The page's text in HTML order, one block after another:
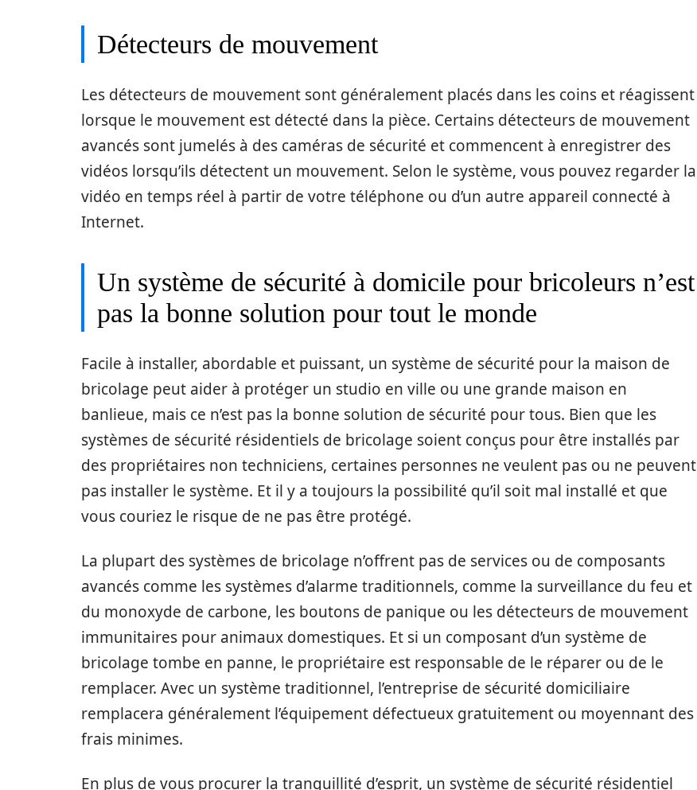
Détecteurs de mouvement
Les détecteurs de mouvement sont généralement placés dans les coins et réagissent
lorsque le mouvement est détecté dans la pièce. Certains détecteurs de mouvement
avancés sont jumelés à des caméras de sécurité et commencent à enregistrer des
vidéos lorsqu’ils détectent un mouvement. Selon le système, vous pouvez regarder la
vidéo en temps réel à partir de votre téléphone ou d’un autre appareil connecté à
Internet.
Un système de sécurité à domicile pour bricoleurs n’est
pas la bonne solution pour tout le monde
Facile à installer, abordable et puissant, un système de sécurité pour la maison de
bricolage peut aider à protéger un studio en ville ou une grande maison en
banlieue, mais ce n’est pas la bonne solution de sécurité pour tous. Bien que les
systèmes de sécurité résidentiels de bricolage soient conçus pour être installés par
des propriétaires non techniciens, certaines personnes ne veulent pas ou ne peuvent
pas installer le système. Et il y a toujours la possibilité qu’il soit mal installé et que
vous couriez le risque de ne pas être protégé.
La plupart des systèmes de bricolage n’offrent pas de services ou de composants
avancés comme les systèmes d’alarme traditionnels, comme la surveillance du feu et
du monoxyde de carbone, les boutons de panique ou les détecteurs de mouvement
immunitaires pour animaux domestiques. Et si un composant d’un système de
bricolage tombe en panne, le propriétaire est responsable de le réparer ou de le
remplacer. Avec un système traditionnel, l’entreprise de sécurité domiciliaire
remplacera généralement l’équipement défectueux gratuitement ou moyennant des
frais minimes.
En plus de vous procurer la tranquillité d’esprit, un système de sécurité résidentiel